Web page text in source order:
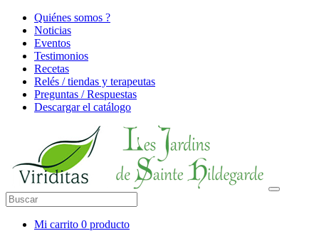
Quiénes somos ?
Noticias
Eventos
Testimonios
Recetas
Relés / tiendas y terapeutas
Preguntas / Respuestas
Descargar el catálogo
Mi carrito 0 producto